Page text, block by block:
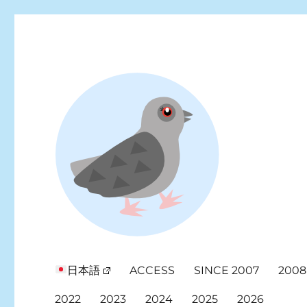
日本語 ACCESS SINCE 2007 2008
2022 2023 2024 2025 2026